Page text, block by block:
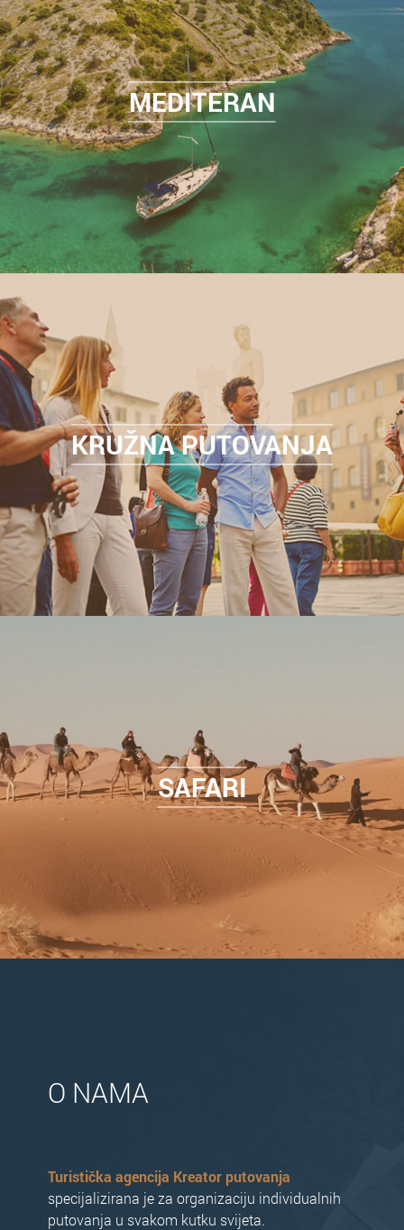
MEDITERAN
KRUŽNA PUTOVANJA
SAFARI
O NAMA
Turistička agencija Kreator putovanja
specijalizirana je za organizaciju individualnih
putovanja u svakom kutku svijeta.